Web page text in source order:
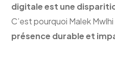
digitale est une
C’est pourquoi Malek
présence durable et